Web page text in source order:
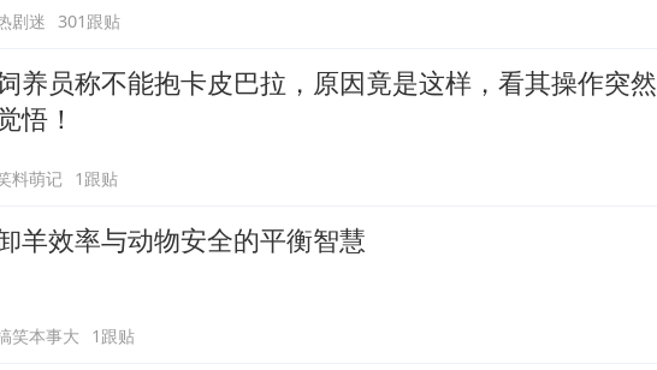
剧迷 301跟贴
养员称不能抱卡皮巴拉，原因竟是这样，看其操作突然
悟！
料萌记 1跟贴
羊效率与动物安全的平衡智慧
笑本事大 1跟贴